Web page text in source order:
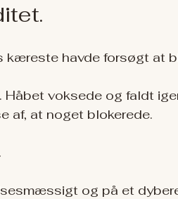
kæreste havde forsøgt at
Håbet voksede og faldt
af, at noget blokerede.
og på et